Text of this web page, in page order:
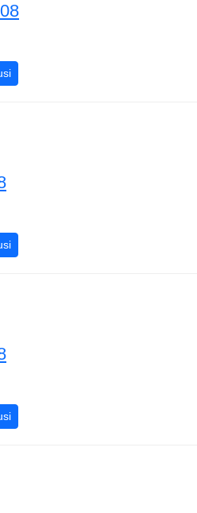
Austraalia GP 2008
Malaisia GP 2008
Bahreini GP 2008